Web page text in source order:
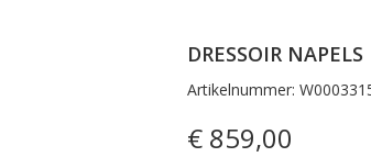
DRESSOIR
Artikelnummer:
€ 859,00